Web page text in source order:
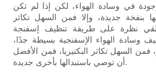
في وسادة الهواء، لكن إذا لم تكن
بنفخة جديدة، وإلا فمن السهل تكاثر
نلقي نظرة على طريقة تنظيف إسفنجة
وسادة الهواء الإسفنجية بسيطة جدًا،
السهل تكاثر البكتيريا، فمن الأفضل
أن توصي باستبدالها بأخرى جديدة.